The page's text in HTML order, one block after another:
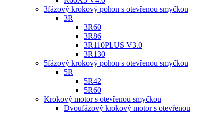
3fázový krokový pohon s otevřenou smyčkou
3R
3R60
3R86
3R110PLUS V3.0
3R130
5fázový krokový pohon s otevřenou smyčkou
5R
5R42
5R60
Krokový motor s otevřenou smyčkou
Dvoufázový krokový motor s otevřenou